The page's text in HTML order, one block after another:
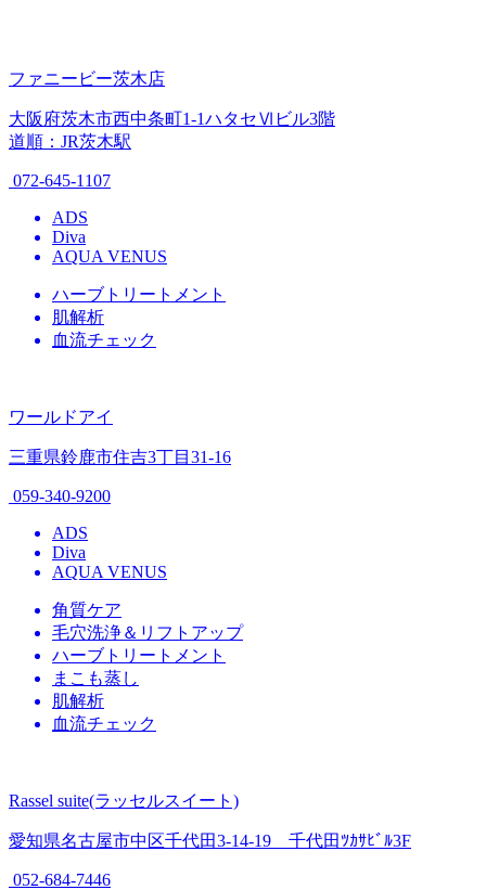
ファニービー茨木店
大阪府茨木市西中条町1-1ハタセⅥビル3階
道順：JR茨木駅
072-645-1107
ADS
Diva
AQUA VENUS
ハーブトリートメント
肌解析
血流チェック
ワールドアイ
三重県鈴鹿市住吉3丁目31-16
059-340-9200
ADS
Diva
AQUA VENUS
角質ケア
毛穴洗浄＆リフトアップ
ハーブトリートメント
まこも蒸し
肌解析
血流チェック
Rassel suite(ラッセルスイート)
愛知県名古屋市中区千代田3-14-19 千代田ﾂｶｻﾋﾞﾙ3F
052-684-7446